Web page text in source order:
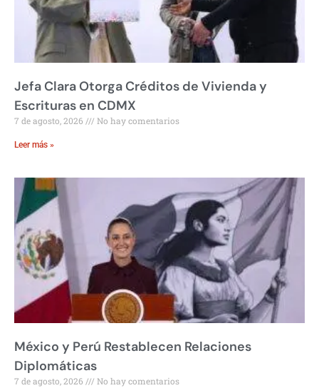
Jefa Clara Otorga Créditos de Vivienda y
Escrituras en CDMX
7 de agosto, 2026 No hay comentarios
Leer más »
México y Perú Restablecen Relaciones
Diplomáticas
7 de agosto, 2026 No hay comentarios